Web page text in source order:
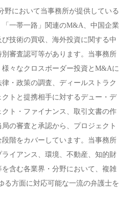
野において当事務所が提供している
「一帯一路」関連のM&A、中国企業
技術の買収、海外投資に関する中
審査認可等があります。当事務所
々なクロスボーダー投資とM&Aに
・政策の調査、ディールストラク
トと提携相手に対するデュー・デ
ト・ファイナンス、取引文書の作
の審査と承認から、プロジェクト
階をカバーしています。当事務所
イアンス、環境、不動産、知的財
含む各業界・分野において、複雑
る方面に対応可能な一流の弁護士を